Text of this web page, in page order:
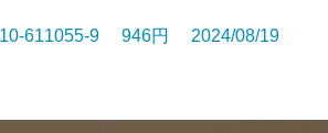
611055-9 946円 2024/08/19